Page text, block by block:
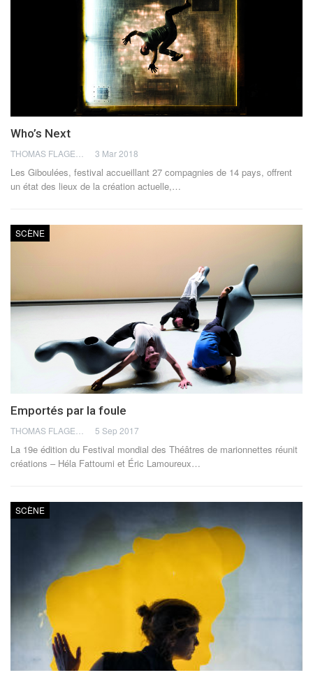
Who’s Next
3 Mar 2018
Les Giboulées, festival accueillant 27 compagnies de 14 pays, offrent
un état des lieux de la création actuelle,…
SCÈNE
Emportés par la foule
5 Sep 2017
La 19e édition du Festival mondial des Théâtres de marionnettes réunit
créations – Héla Fattoumi et Éric Lamoureux…
SCÈNE